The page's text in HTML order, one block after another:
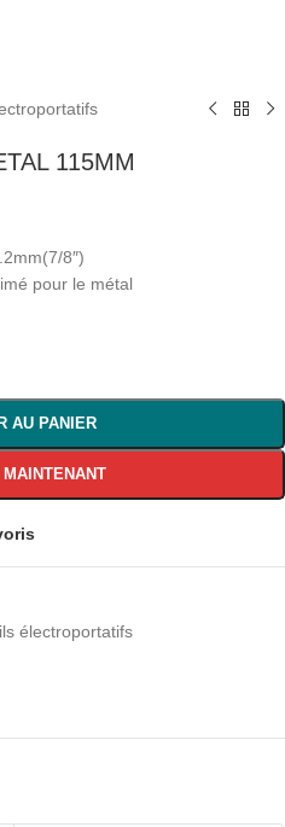
115MM
8″)
pour le métal
AU PANIER
électroportatifs